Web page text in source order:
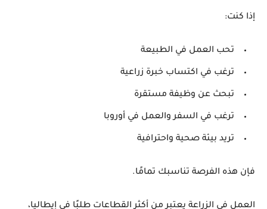
إذا كنت:
تحب العمل في الطبيعة
ترغب في اكتساب خبرة زراعية
تبحث عن وظيفة مستقرة
ترغب في السفر والعمل في أوروبا
تريد بيئة صحية واحترافية
فإن هذه الفرصة تناسبك تمامًا.
العمل في الزراعة يعتبر من أكثر القطاعات طلبًا في إيطاليا،